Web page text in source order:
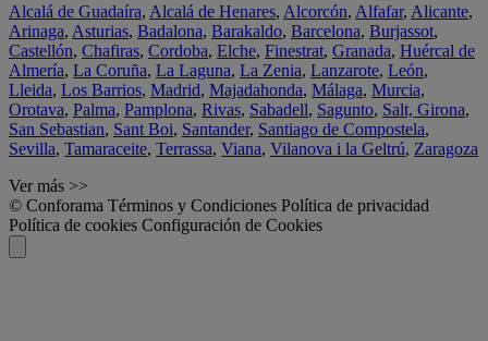
Alcalá de Guadaíra, Alcalá de Henares, Alcorcón, Alfafar, Alicante,
Arinaga, Asturias, Badalona, Barakaldo, Barcelona, Burjassot,
Castellón, Chafiras, Cordoba, Elche, Finestrat, Granada, Huércal de
Almería, La Coruña, La Laguna, La Zenia, Lanzarote, León,
Lleida, Los Barrios, Madrid, Majadahonda, Málaga, Murcia,
Orotava, Palma, Pamplona, Rivas, Sabadell, Sagunto, Salt, Girona,
San Sebastian, Sant Boi, Santander, Santiago de Compostela,
Sevilla, Tamaraceite, Terrassa, Viana, Vilanova i la Geltrú, Zaragoza
Ver más >>
© Conforama Términos y Condiciones Política de privacidad
Política de cookies Configuración de Cookies